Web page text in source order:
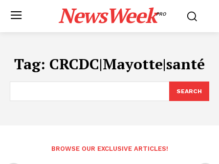
NewsWeekPRO
Tag: CRCDC|Mayotte|santé
SEARCH
BROWSE OUR EXCLUSIVE ARTICLES!